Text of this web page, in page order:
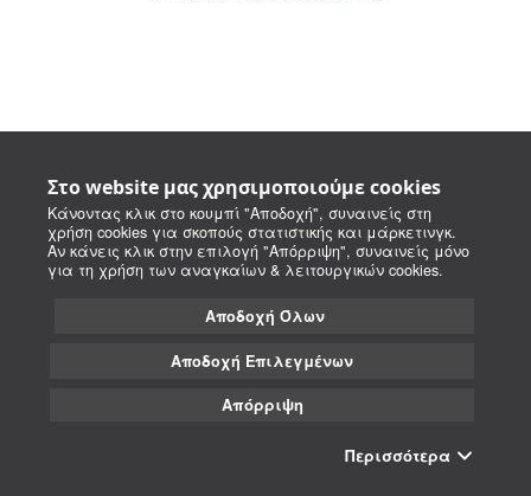
Στο website μας χρησιμοποιούμε cookies
Κάνοντας κλικ στο κουμπί "Αποδοχή", συναινείς στη
χρήση cookies για σκοπούς στατιστικής και μάρκετινγκ.
Αν κάνεις κλικ στην επιλογή "Απόρριψη", συναινείς μόνο
για τη χρήση των αναγκαίων & λειτουργικών cookies.
Αποδοχή Όλων
Αποδοχή Επιλεγμένων
Απόρριψη
Περισσότερα